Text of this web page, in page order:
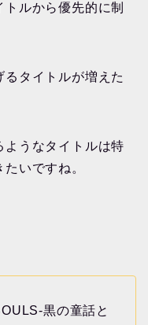
ルから優先的に制
タイトルが増えた
ようなタイトルは特
いですね。
黒の童話と